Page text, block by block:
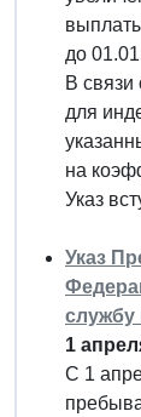
до
В связи
для
на
Указ
Указ
1
C 1